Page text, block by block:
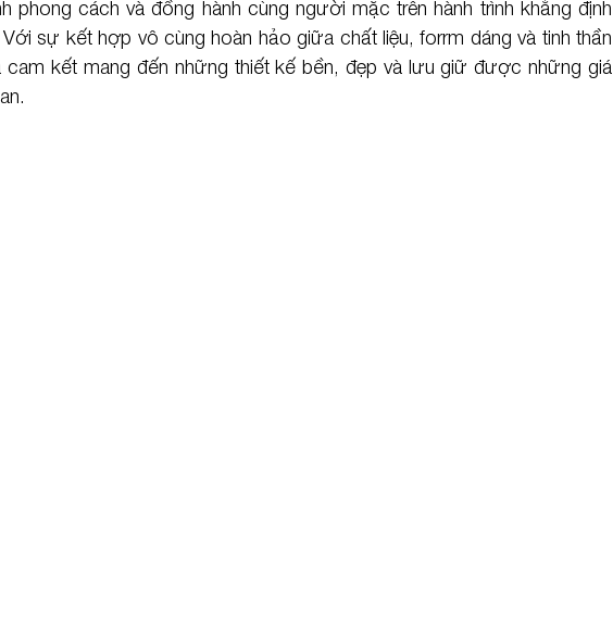
phong cách và đồng hành cùng người mặc trên hành trình khẳng định
Với sự kết hợp vô cùng hoàn hảo giữa chất liệu, forrm dáng và tinh thần
cam kết mang đến những thiết kế bền, đẹp và lưu giữ được những giá